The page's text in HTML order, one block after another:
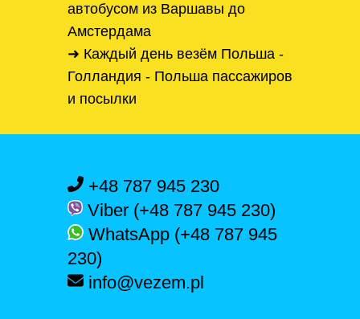
автобусом из Варшавы до
Амстердама
➜ Каждый день везём Польша -
Голландия - Польша пассажиров
и посылки
+48 787 945 230
Viber (+48 787 945 230)
WhatsApp (+48 787 945
230)
info@vezem.pl